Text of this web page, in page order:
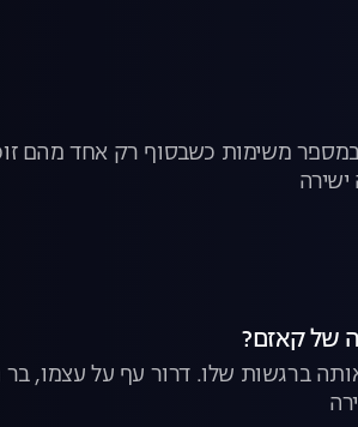
משימות כשבסוף רק אחד מהם
ברגשות שלו. דרור עף על עצמו,